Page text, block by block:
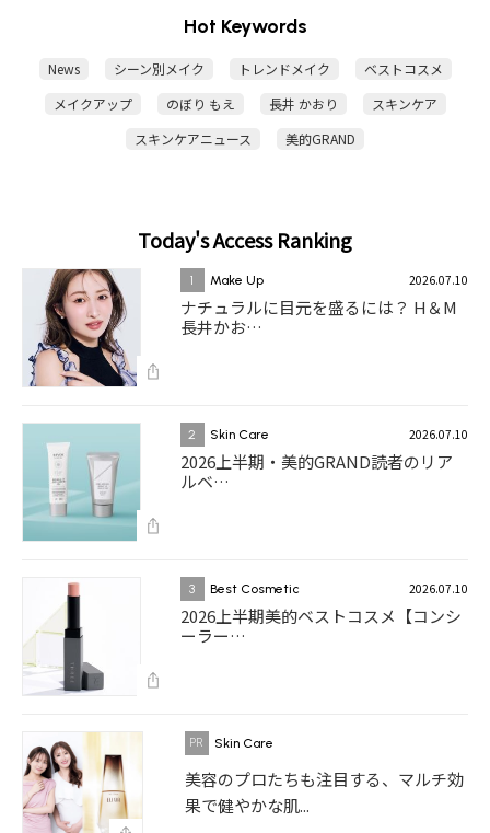
Hot Keywords
News シーン別メイク トレンドメイク
ベストコスメ
メイクアップ
のぼり もえ 長井 かおり
スキンケア
スキンケアニュース
美的GRAND
Today's Access Ranking
1 Make Up 2026.07.10
ナチュラルに目元を盛るには？ H＆M
長井かお…
2 Skin Care 2026.07.10
2026上半期・美的GRAND読者のリア
ルベ…
3 Best Cosmetic 2026.07.10
2026上半期美的ベストコスメ【コンシ
ーラー…
Skin Care
美容のプロたちも注目する、マルチ効
果で健やかな肌...